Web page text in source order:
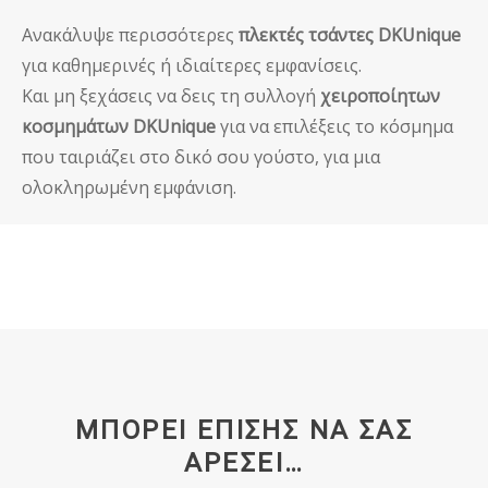
Ανακάλυψε περισσότερες πλεκτές τσάντες DKUnique
για καθημερινές ή ιδιαίτερες εμφανίσεις.
Και μη ξεχάσεις να δεις τη συλλογή χειροποίητων
κοσμημάτων DKUniqueγια να επιλέξεις το κόσμημα
που ταιριάζει στο δικό σου γούστο, για μια
ολοκληρωμένη εμφάνιση.
ΜΠΟΡΕΊ ΕΠΊΣΗΣ ΝΑ ΣΑΣ
ΑΡΈΣΕΙ…